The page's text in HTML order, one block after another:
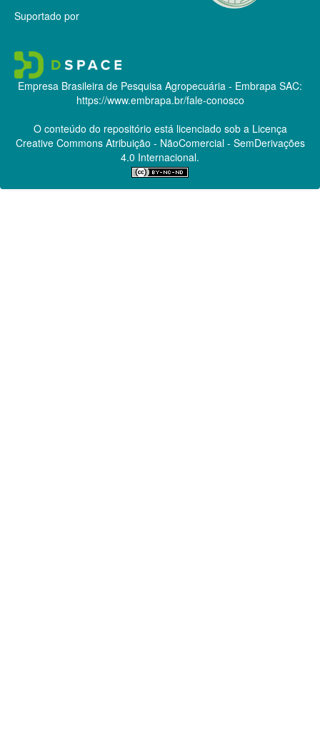
Suportado por
Empresa Brasileira de Pesquisa Agropecuária - Embrapa SAC:
https://www.embrapa.br/fale-conosco
O conteúdo do repositório está licenciado sob a Licença
Creative CommonsAtribuição - NãoComercial - SemDerivações
4.0 Internacional.